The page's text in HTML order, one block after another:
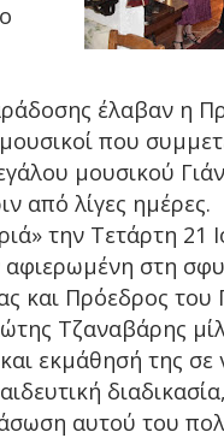
έλαβαν η
που
μουσικού
από λίγες ημέρες.
την Τετάρτη 21
στη
και Πρόεδρος του
Τζαναβάρης
εκμάθησή της σε
αυτού του